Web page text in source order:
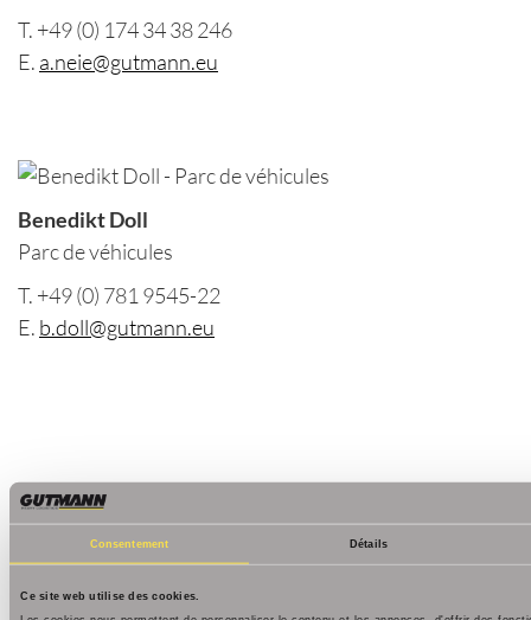
Consentement Détails
Ce site web utilise des cookies.
T. +49 (0) 174 34 38 246
E. a.neie@gutmann.eu
Benedikt Doll
Parc de véhicules
T. +49 (0) 781 9545-22
E. b.doll@gutmann.eu
Chauffeurs
Nous veillons à ce que tout vous